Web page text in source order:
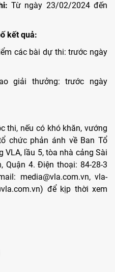
Từ ngày 23/02/2024 đến
kết quả:
các bài dự thi: trước ngày
giải thưởng: trước ngày
thi, nếu có khó khăn, vướng
chức phản ánh về Ban Tổ
VLA, lầu 5, tòa nhà cảng Sài
Quận 4. Điện thoại: 84-28-3
media@vla.com.vn, vla-
để kịp thời xem